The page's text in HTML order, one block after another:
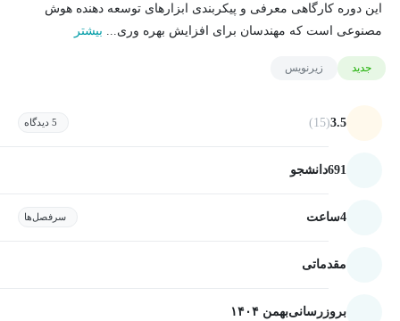
این دوره کارگاهی معرفی و پیکربندی ابزارهای توسعه دهنده هوش
مصنوعی است که مهندسان برای افزایش بهره وری... بیشتر
جدید زیرنویس
3.5
(15) 5 دیدگاه
691دانشجو
4ساعت سرفصل‌ها
مقدماتی
بروزرسانیبهمن ۱۴۰۴